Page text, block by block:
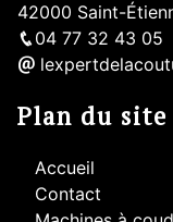
42000 Saint-
04 77 32 43 05
Plan du site
Accueil
Contact